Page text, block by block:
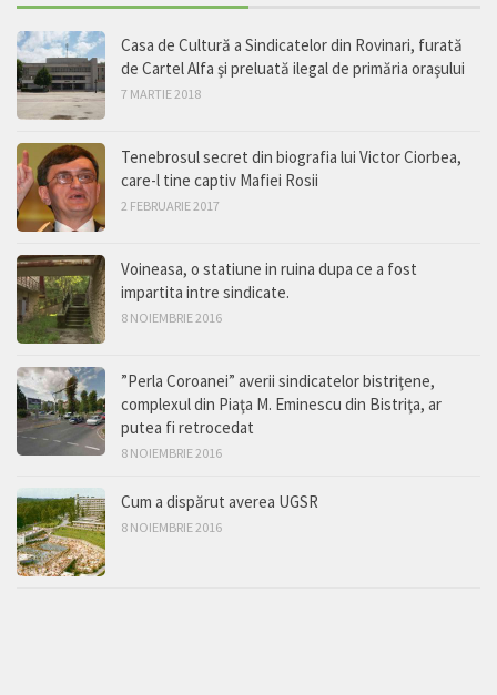
Casa de Cultură a Sindicatelor din Rovinari, furată
de Cartel Alfa şi preluată ilegal de primăria oraşului
7 MARTIE 2018
Tenebrosul secret din biografia lui Victor Ciorbea,
care-l tine captiv Mafiei Rosii
2 FEBRUARIE 2017
Voineasa, o statiune in ruina dupa ce a fost
impartita intre sindicate.
8 NOIEMBRIE 2016
”Perla Coroanei” averii sindicatelor bistriţene,
complexul din Piaţa M. Eminescu din Bistriţa, ar
putea fi retrocedat
8 NOIEMBRIE 2016
Cum a dispărut averea UGSR
8 NOIEMBRIE 2016